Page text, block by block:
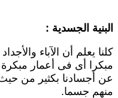
الجسدية :
يعلم أن الآباء
أى فى أعمار
أجسادنا بكثير من حيث
جسما.